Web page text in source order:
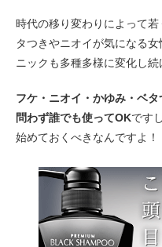
時代の移り変わりによって
タつきやニオイが気になる
ニックも多種多様に変化し続
フケ・ニオイ・かゆみ・ベ
問わず誰でも使ってOKです
始めておくべきなんですよ！